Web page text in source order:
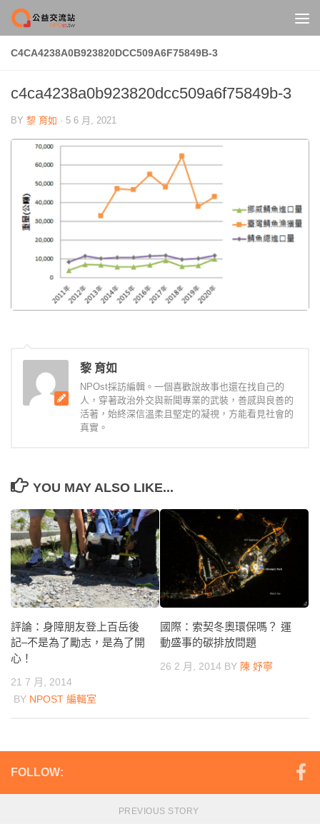
Skip to content
C4CA4238A0B923820DCC509A6F75849B-3
c4ca4238a0b923820dcc509a6f75849b-3
BY 黎 育如 · 5 6 月, 2021
黎 育如
NPOst採訪編輯。一個喜歡說故事也還在找自己的
人，穿著政治外交與新聞專業的武裝，善感與良善的
活著，始終深信溫柔且堅定的凝視，方能看見社會的
真實。
YOU MAY ALSO LIKE...
評論：身障朋友登上百岳後
記–不是為了勵志，是為了開
心！
21 7 月, 2014
BY NPOST 編輯室
國際：索契冬奧環保嗎？ 運
動盛事的碳排放問題
26 2 月, 2014 BY 陳 妤寧
FOLLOW:
PREVIOUS STORY